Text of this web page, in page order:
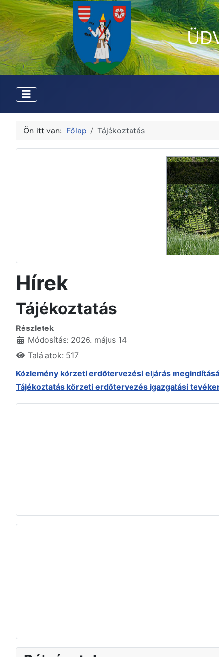
Ön itt van: Főlap Tájékoztatás
Hírek
Tájékoztatás
Részletek
Módosítás: 2026. május 14
Találatok: 517
Közlemény körzeti erdőtervezési eljárás
Tájékoztatás körzeti erdőtervezés igazgatási